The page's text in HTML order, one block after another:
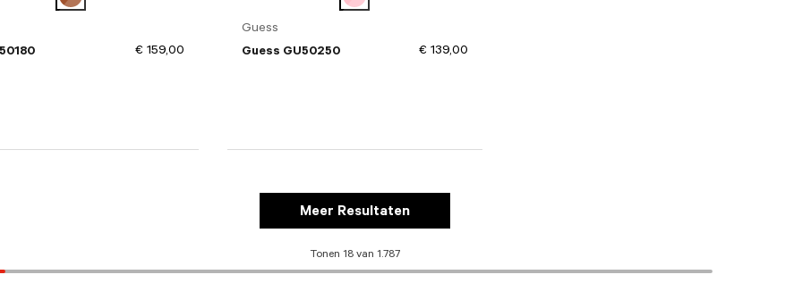
€ 159,00
Guess
Guess GU50250
€ 139,00
Meer Resultaten
Tonen 18 van 1.787